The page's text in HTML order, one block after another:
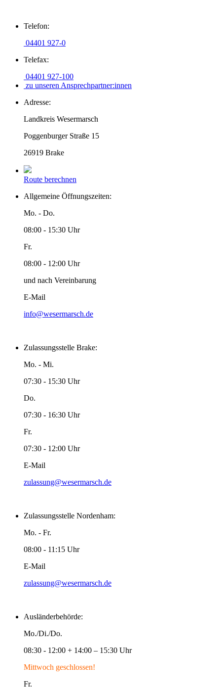
Inhalt
Telefon:
04401 927-0
Telefax:
04401 927-100
zu unseren Ansprechpartner:innen
Adresse:
Landkreis Wesermarsch
Poggenburger Straße 15
26919 Brake
Route berechnen
Allgemeine Öffnungszeiten:
Mo. - Do.
08:00 - 15:30 Uhr
Fr.
08:00 - 12:00 Uhr
und nach Vereinbarung
E-Mail
info@wesermarsch.de
Zulassungsstelle Brake:
Mo. - Mi.
07:30 - 15:30 Uhr
Do.
07:30 - 16:30 Uhr
Fr.
07:30 - 12:00 Uhr
E-Mail
zulassung@wesermarsch.de
Zulassungsstelle Nordenham:
Mo. - Fr.
08:00 - 11:15 Uhr
E-Mail
zulassung@wesermarsch.de
Ausländerbehörde:
Mo./Di./Do.
08:30 - 12:00 + 14:00 – 15:30 Uhr
Mittwoch geschlossen!
Fr.